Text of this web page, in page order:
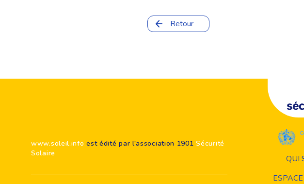
Retour
www.soleil.info est édité par l'association 1901Sécurité
Solaire
QUI